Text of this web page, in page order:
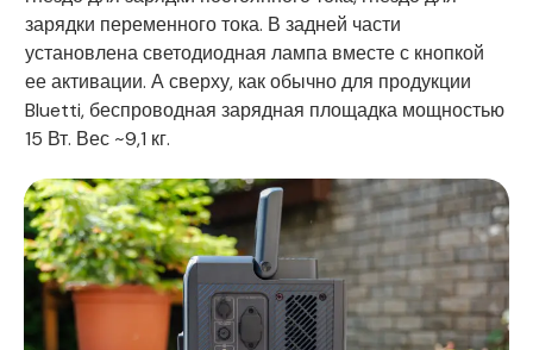
зарядки переменного тока. В задней части
установлена светодиодная лампа вместе с кнопкой
ее активации. А сверху, как обычно для продукции
Bluetti, беспроводная зарядная площадка мощностью
15 Вт. Вес ~9,1 кг.